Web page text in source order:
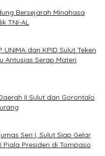
Bersejarah Minahasa
TNI-AL
dan KPID Sulut Teken
Antusias Serap Materi
II Sulut dan Gorontalo
Seri I, Sulut Siap Gelar
Piala Presiden di Tompaso